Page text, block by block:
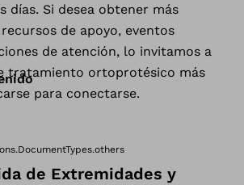
días. Si desea obtener más
de apoyo, eventos
de atención, lo invitamos a
tratamiento ortoprotésico más
para conectarse.
de Extremidades y